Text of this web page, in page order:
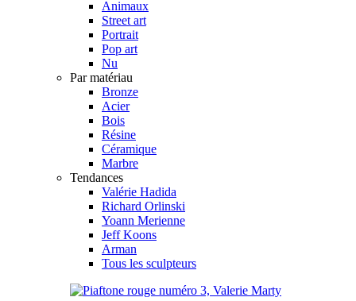
Animaux
Street art
Portrait
Pop art
Nu
Par matériau
Bronze
Acier
Bois
Résine
Céramique
Marbre
Tendances
Valérie Hadida
Richard Orlinski
Yoann Merienne
Jeff Koons
Arman
Tous les sculpteurs